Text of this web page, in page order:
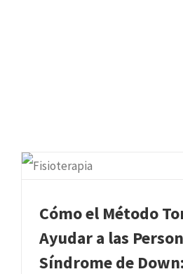
Cómo el Método
Ayudar a las
Síndrome de